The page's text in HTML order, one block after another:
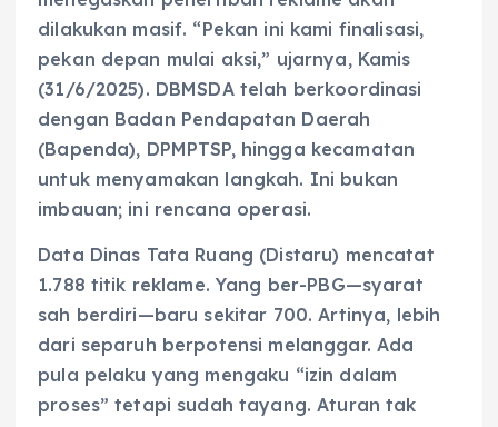
dilakukan masif. “Pekan ini kami finalisasi,
pekan depan mulai aksi,” ujarnya, Kamis
(31/6/2025). DBMSDA telah berkoordinasi
dengan Badan Pendapatan Daerah
(Bapenda), DPMPTSP, hingga kecamatan
untuk menyamakan langkah. Ini bukan
imbauan; ini rencana operasi.
Data Dinas Tata Ruang (Distaru) mencatat
1.788 titik reklame. Yang ber-PBG—syarat
sah berdiri—baru sekitar 700. Artinya, lebih
dari separuh berpotensi melanggar. Ada
pula pelaku yang mengaku “izin dalam
proses” tetapi sudah tayang. Aturan tak